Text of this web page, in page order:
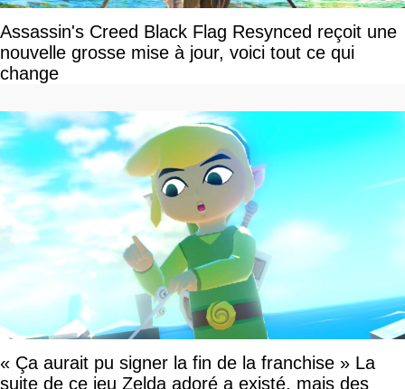
Assassin's Creed Black Flag Resynced reçoit une
nouvelle grosse mise à jour, voici tout ce qui
change
« Ça aurait pu signer la fin de la franchise » La
suite de ce jeu Zelda adoré a existé, mais des